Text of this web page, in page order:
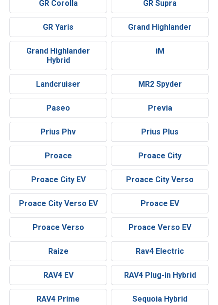
GR Corolla GR Supra
GR Yaris Grand Highlander
Grand Highlander
Hybrid
iM
Landcruiser MR2 Spyder
Paseo Previa
Prius Phv Prius Plus
Proace Proace City
Proace City EV Proace City Verso
Proace City Verso EV Proace EV
Proace Verso Proace Verso EV
Raize Rav4 Electric
RAV4 EV RAV4 Plug-in Hybrid
RAV4 Prime Sequoia Hybrid